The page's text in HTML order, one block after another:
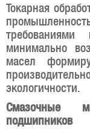
Токарная
минимально
масел
экологичности.
Смазочные
подшипников